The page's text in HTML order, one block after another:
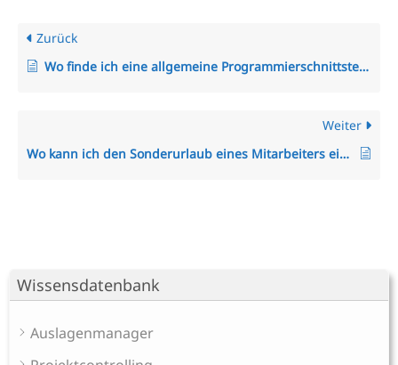
Wissensdatenbank
Auslagenmanager
Zurück
Wo finde ich eine allgemeine Programmierschnittstelle (Restful API/Rest-API) zum TimO-System?
Weiter
Wo kann ich den Sonderurlaub eines Mitarbeiters einstellen?